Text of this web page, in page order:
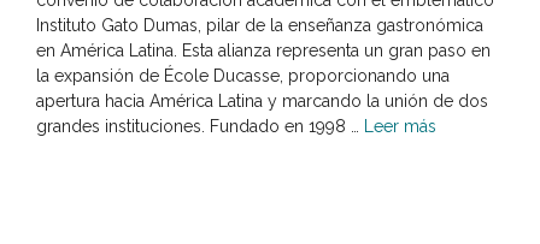
Instituto Gato Dumas, pilar de la enseñanza gastronómica
en América Latina. Esta alianza representa un gran paso en
la expansión de École Ducasse, proporcionando una
apertura hacia América Latina y marcando la unión de dos
grandes instituciones. Fundado en 1998 …
Leer más